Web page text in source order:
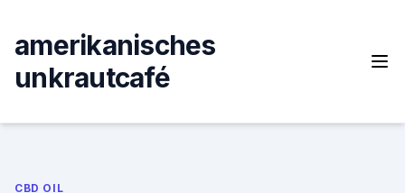
content
amerikanisches
unkrautcafé
CBD OIL